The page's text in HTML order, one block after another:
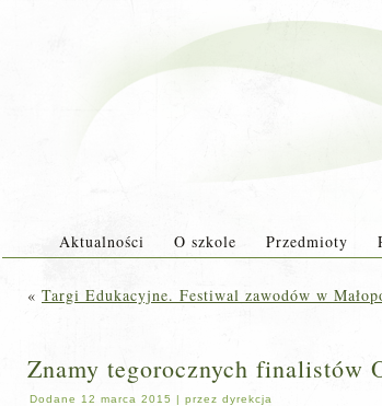
Aktualności O szkole Przedmioty
« Targi Edukacyjne. Festiwal zawodów w
Znamy tegorocznych finalistów
Dodane 12 marca 2015 | przez dyrekcja